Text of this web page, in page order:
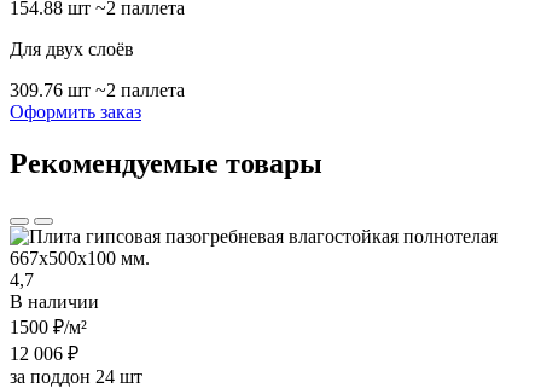
154.88 шт ~2 паллета
Для двух слоёв
309.76 шт ~2 паллета
Оформить заказ
Рекомендуемые товары
4,7
В наличии
1500 ₽/м²
12 006 ₽
за поддон 24 шт